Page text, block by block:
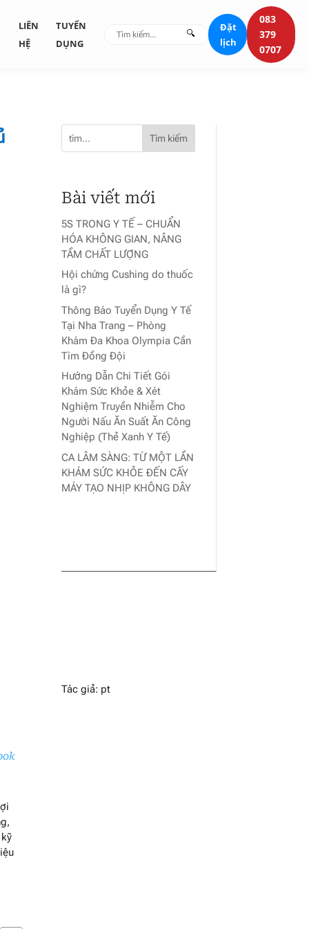
LIÊN
HỆ
TUYỂN
DỤNG
🔍
Đặt
lịch
083
379
0707
Tìm kiếm
Bài viết mới
5S TRONG Y TẾ – CHUẨN
HÓA KHÔNG GIAN, NÂNG
TẦM CHẤT LƯỢNG
Hội chứng Cushing do thuốc
là gì?
Thông Báo Tuyển Dụng Y Tế
Tại Nha Trang – Phòng
Khám Đa Khoa Olympia Cần
Tìm Đồng Đội
Hướng Dẫn Chi Tiết Gói
Khám Sức Khỏe & Xét
Nghiệm Truyền Nhiễm Cho
Người Nấu Ăn Suất Ăn Công
Nghiệp (Thẻ Xanh Y Tế)
CA LÂM SÀNG: TỪ MỘT LẦN
KHÁM SỨC KHỎE ĐẾN CẤY
MÁY TẠO NHỊP KHÔNG DÂY
Tác giả: pt